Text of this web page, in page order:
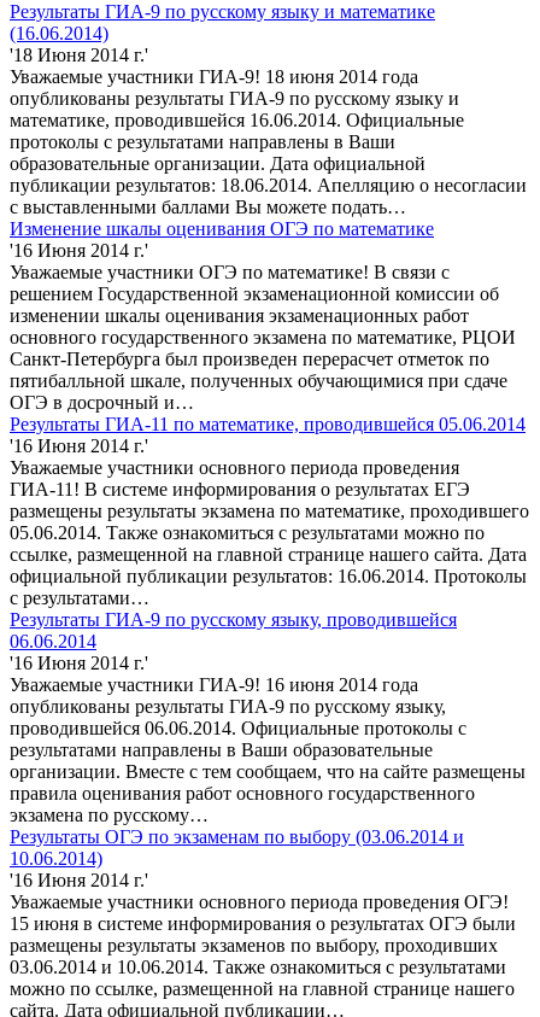
Результаты ГИА-9 по русскому языку и математике
(16.06.2014)
'18 Июня 2014 г.'
Уважаемые участники ГИА-9! 18 июня 2014 года
опубликованы результаты ГИА-9 по русскому языку и
математике, проводившейся 16.06.2014. Официальные
протоколы с результатами направлены в Ваши
образовательные организации. Дата официальной
публикации результатов: 18.06.2014. Апелляцию о несогласии
с выставленными баллами Вы можете подать…
Изменение шкалы оценивания ОГЭ по математике
'16 Июня 2014 г.'
Уважаемые участники ОГЭ по математике! В связи с
решением Государственной экзаменационной комиссии об
изменении шкалы оценивания экзаменационных работ
основного государственного экзамена по математике, РЦОИ
Санкт-Петербурга был произведен перерасчет отметок по
пятибалльной шкале, полученных обучающимися при сдаче
ОГЭ в досрочный и…
Результаты ГИА-11 по математике, проводившейся 05.06.2014
'16 Июня 2014 г.'
Уважаемые участники основного периода проведения
ГИА-11! В системе информирования о результатах ЕГЭ
размещены результаты экзамена по математике, проходившего
05.06.2014. Также ознакомиться с результатами можно по
ссылке, размещенной на главной странице нашего сайта. Дата
официальной публикации результатов: 16.06.2014. Протоколы
с результатами…
Результаты ГИА-9 по русскому языку, проводившейся
06.06.2014
'16 Июня 2014 г.'
Уважаемые участники ГИА-9! 16 июня 2014 года
опубликованы результаты ГИА-9 по русскому языку,
проводившейся 06.06.2014. Официальные протоколы с
результатами направлены в Ваши образовательные
организации. Вместе с тем сообщаем, что на сайте размещены
правила оценивания работ основного государственного
экзамена по русскому…
Результаты ОГЭ по экзаменам по выбору (03.06.2014 и
10.06.2014)
'16 Июня 2014 г.'
Уважаемые участники основного периода проведения ОГЭ!
15 июня в системе информирования о результатах ОГЭ были
размещены результаты экзаменов по выбору, проходивших
03.06.2014 и 10.06.2014. Также ознакомиться с результатами
можно по ссылке, размещенной на главной странице нашего
сайта. Дата официальной публикации…